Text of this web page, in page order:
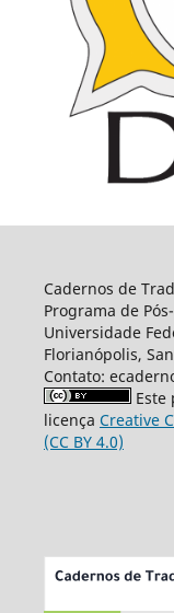
Cadernos de
Programa de
Universidade
Florianópolis,
Contato:
Este
licença Creative
(CC BY 4.0)